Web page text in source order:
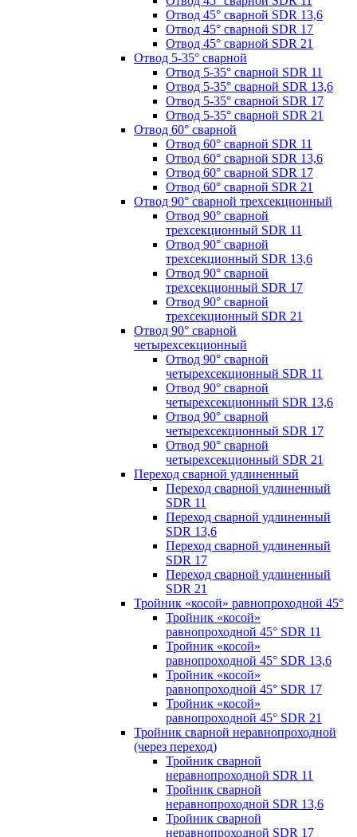
Отвод 45° сварной SDR 13,6
Отвод 45° сварной SDR 17
Отвод 45° сварной SDR 21
Отвод 5-35° сварной
Отвод 5-35° сварной SDR 11
Отвод 5-35° сварной SDR 13,6
Отвод 5-35° сварной SDR 17
Отвод 5-35° сварной SDR 21
Отвод 60° сварной
Отвод 60° сварной SDR 11
Отвод 60° сварной SDR 13,6
Отвод 60° сварной SDR 17
Отвод 60° сварной SDR 21
Отвод 90° сварной трехсекционный
Отвод 90° сварной
трехсекционный SDR 11
Отвод 90° сварной
трехсекционный SDR 13,6
Отвод 90° сварной
трехсекционный SDR 17
Отвод 90° сварной
трехсекционный SDR 21
Отвод 90° сварной
четырехсекционный
Отвод 90° сварной
четырехсекционный SDR 11
Отвод 90° сварной
четырехсекционный SDR 13,6
Отвод 90° сварной
четырехсекционный SDR 17
Отвод 90° сварной
четырехсекционный SDR 21
Переход сварной удлиненный
Переход сварной удлиненный
SDR 11
Переход сварной удлиненный
SDR 13,6
Переход сварной удлиненный
SDR 17
Переход сварной удлиненный
SDR 21
Тройник «косой» равнопроходной 45°
Тройник «косой»
равнопроходной 45° SDR 11
Тройник «косой»
равнопроходной 45° SDR 13,6
Тройник «косой»
равнопроходной 45° SDR 17
Тройник «косой»
равнопроходной 45° SDR 21
Тройник сварной неравнопроходной
(через переход)
Тройник сварной
неравнопроходной SDR 11
Тройник сварной
неравнопроходной SDR 13,6
Тройник сварной
неравнопроходной SDR 17